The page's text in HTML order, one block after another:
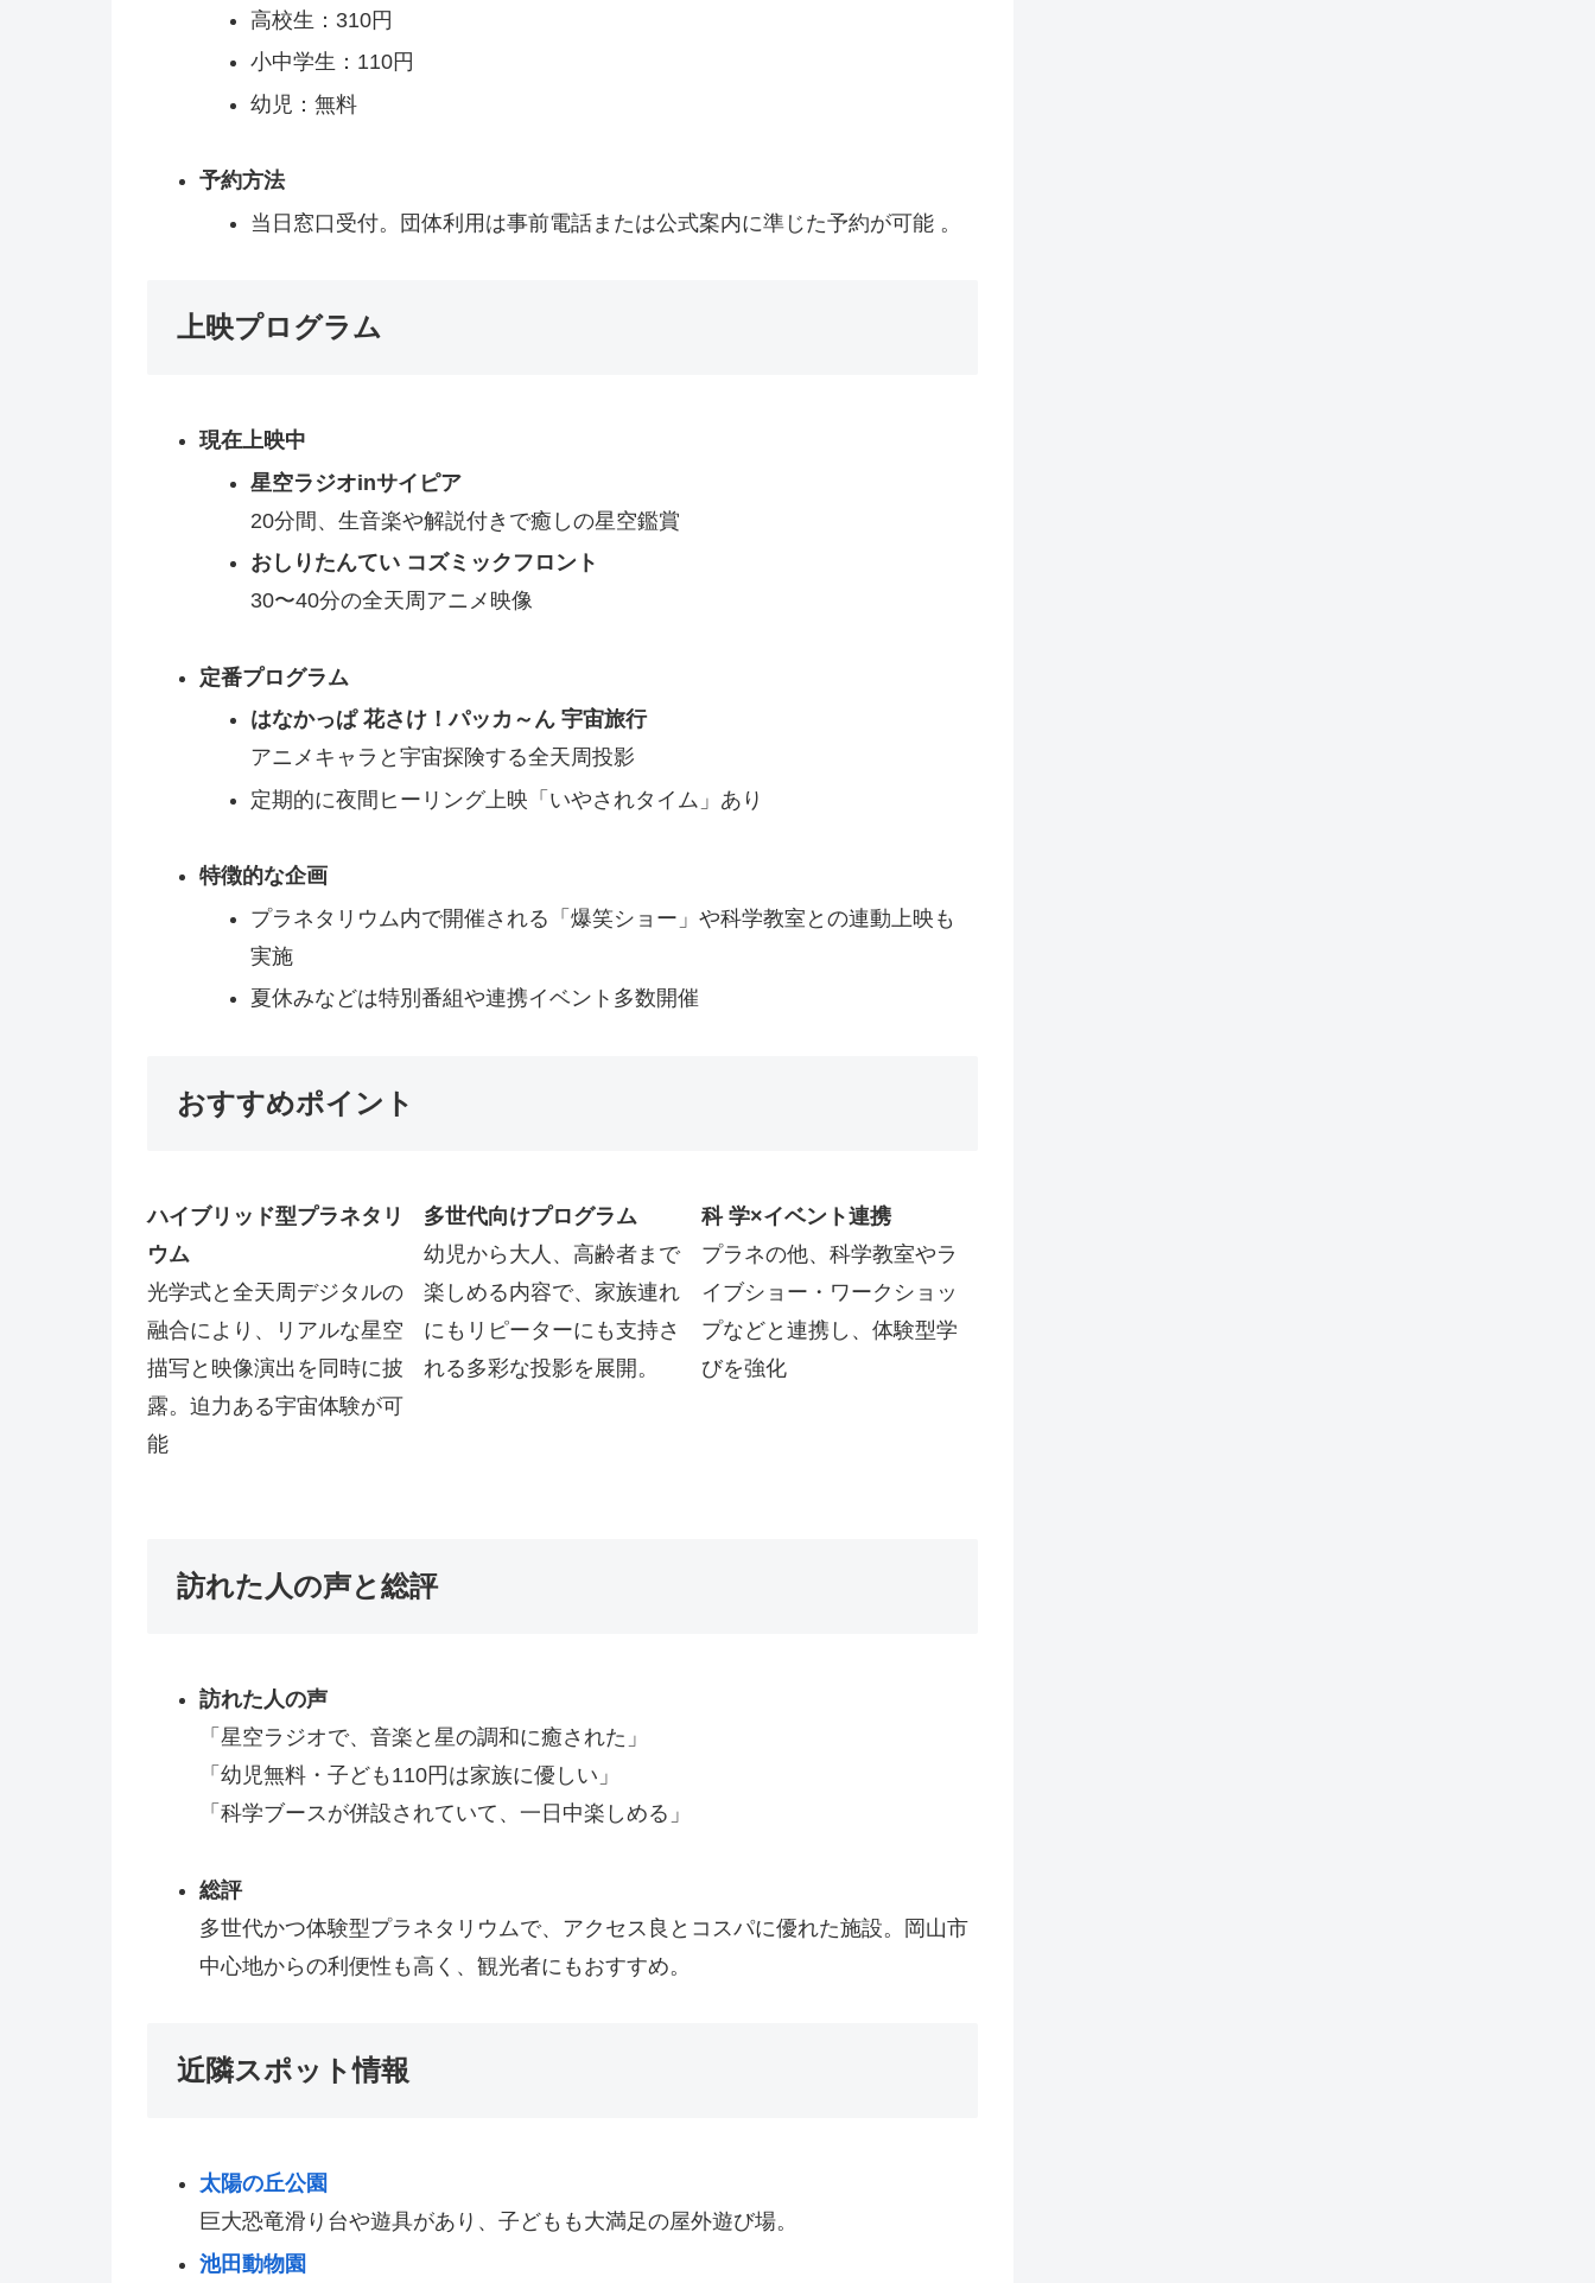
高校生：310円
小中学生：110円
幼児：無料
予約方法
当日窓口受付。団体利用は事前電話または公式案内に準じた予約が可能 。
上映プログラム
現在上映中
星空ラジオinサイピア
20分間、生音楽や解説付きで癒しの星空鑑賞
おしりたんてい コズミックフロント
30〜40分の全天周アニメ映像
定番プログラム
はなかっぱ 花さけ！パッカ～ん 宇宙旅行
アニメキャラと宇宙探険する全天周投影
定期的に夜間ヒーリング上映「いやされタイム」あり
特徴的な企画
プラネタリウム内で開催される「爆笑ショー」や科学教室との連動上映も
実施
夏休みなどは特別番組や連携イベント多数開催
おすすめポイント
ハイブリッド型プラネタリ
ウム
光学式と全天周デジタルの
融合により、リアルな星空
描写と映像演出を同時に披
露。迫力ある宇宙体験が可
能
多世代向けプログラム
幼児から大人、高齢者まで
楽しめる内容で、家族連れ
にもリピーターにも支持さ
れる多彩な投影を展開。
科 学×イベント連携
プラネの他、科学教室やラ
イブショー・ワークショッ
プなどと連携し、体験型学
びを強化
訪れた人の声と総評
訪れた人の声
「星空ラジオで、音楽と星の調和に癒された」
「幼児無料・子ども110円は家族に優しい」
「科学ブースが併設されていて、一日中楽しめる」
総評
多世代かつ体験型プラネタリウムで、アクセス良とコスパに優れた施設。岡山市
中心地からの利便性も高く、観光者にもおすすめ。
近隣スポット情報
太陽の丘公園
巨大恐竜滑り台や遊具があり、子どもも大満足の屋外遊び場。
池田動物園